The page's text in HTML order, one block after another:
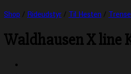
Shop / Rideudstyr / Til Hesten /
Waldhausen X line